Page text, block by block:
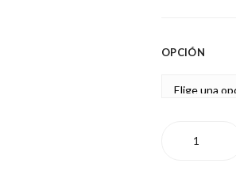
OPCIÓN
cantidad